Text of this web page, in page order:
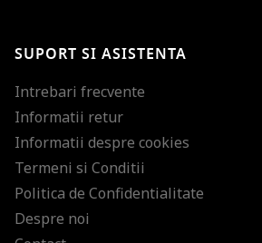
ultimele tendinte in moda!
SUPORT SI ASISTENTA
Intrebari frecvente
Informatii retur
Informatii despre cookies
Termeni si Conditii
Politica de Confidentialitate
Despre noi